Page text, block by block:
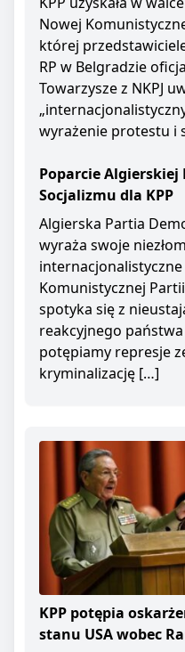
Nowej
której
RP w Belgradzie
Towarzysze z NKPJ
wyrażenie protestu i
Poparcie
Socjalizmu dla KPP
Algierska Partia
wyraża swoje
Komunistycznej
spotyka się z
reakcyjnego
potępiamy represje
kryminalizację […]
KPP potępia
stanu USA wobec